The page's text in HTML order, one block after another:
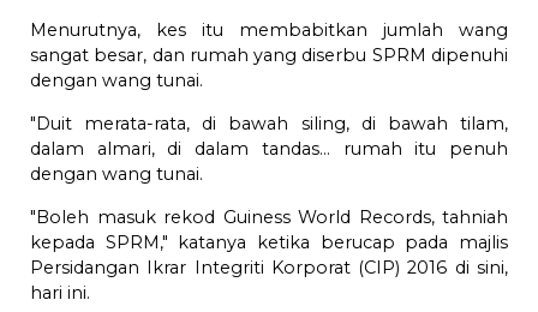
Menurutnya, kes itu membabitkan jumlah wang
sangat besar, dan rumah yang diserbu SPRM dipenuhi
dengan wang tunai.
"Duit merata-rata, di bawah siling, di bawah tilam,
dalam almari, di dalam tandas... rumah itu penuh
dengan wang tunai.
"Boleh masuk rekod Guiness World Records, tahniah
kepada SPRM," katanya ketika berucap pada majlis
Persidangan Ikrar Integriti Korporat (CIP) 2016 di sini,
hari ini.